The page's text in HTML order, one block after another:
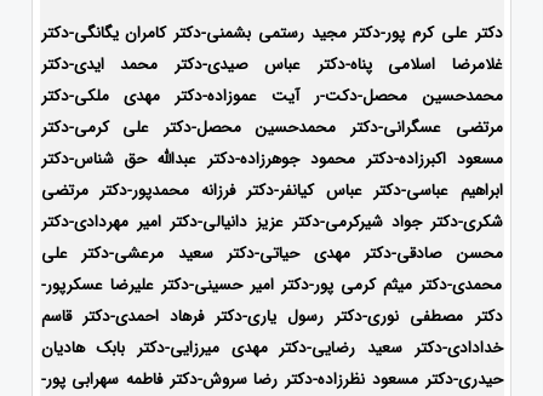
دکتر علی کرم پور-دکتر مجید رستمی بشمنی-دکتر کامران یگانگی-دکتر
غلامرضا اسلامی پناه-دکتر عباس صیدی-دکتر محمد ایدی-دکتر
محمدحسین محصل-دکت-ر آیت عموزاده-دکتر مهدی ملکی-دکتر
مرتضی عسگرانی-دکتر محمدحسین محصل-دکتر علی کرمی-دکتر
مسعود اکبرزاده-دکتر محمود جوهرزاده-دکتر عبدالله حق شناس-دکتر
ابراهیم عباسی-دکتر عباس کیانفر-دکتر فرزانه محمدپور-دکتر مرتضی
شکری-دکتر جواد شیرکرمی-دکتر عزیز دانیالی-دکتر امیر مهردادی-دکتر
محسن صادقی-دکتر مهدی حیاتی-دکتر سعید مرعشی-دکتر علی
محمدی-دکتر میثم کرمی پور-دکتر امیر حسینی-دکتر علیرضا عسکرپور-
دکتر مصطفی نوری-دکتر رسول یاری-دکتر فرهاد احمدی-دکتر قاسم
خدادادی-دکتر سعید رضایی-دکتر مهدی میرزایی-دکتر بابک هادیان
حیدری-دکتر مسعود نظرزاده-دکتر رضا سروش-دکتر فاطمه سهرابی پور-